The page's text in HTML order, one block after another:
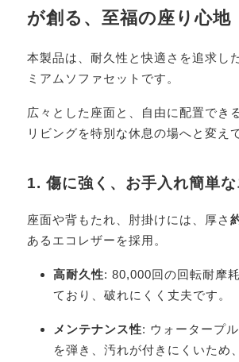
が創る、至福の座り心地
本製品は、耐久性と快適さを追求し
ミアムソファセットです。
広々とした座面と、自由に配置でき
リビングを特別な休息の場へと変え
1. 傷に強く、お手入れ簡単
座面や背もたれ、肘掛けには、厚さ
あるエコレザーを採用。
高耐久性: 80,000回の回転耐摩
ており、破れにくく丈夫です。
メンテナンス性: ウォータープ
を弾き、汚れが付きにくいため